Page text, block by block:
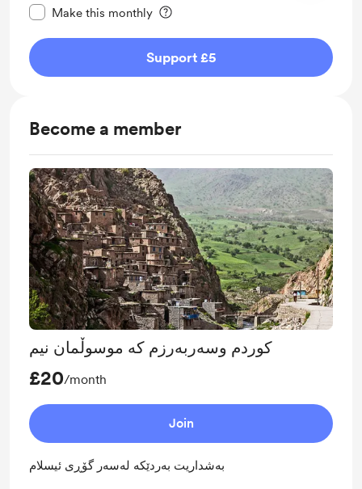
Make this monthly
Support £5
Become a member
کوردم وسەربەرزم کە موسوڵمان نیم
£20/month
Join
بەشداریت بەردێکە لەسەر گۆڕی ئیسلام